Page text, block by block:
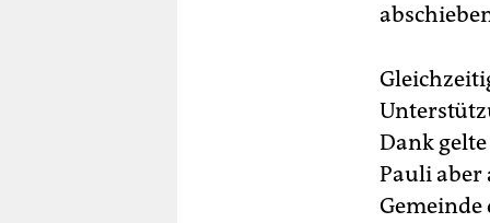
Dank
Pauli aber
Gemeinde